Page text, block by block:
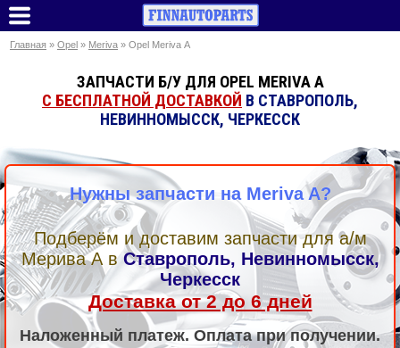
Главная » Opel » Meriva » Opel Meriva A
ЗАПЧАСТИ Б/У ДЛЯ OPEL MERIVA A
С БЕСПЛАТНОЙ ДОСТАВКОЙ В СТАВРОПОЛЬ,
НЕВИННОМЫССК, ЧЕРКЕССК
Нужны запчасти на Meriva A?
Подберём и доставим запчасти для а/м
Мерива А вСтаврополь, Невинномысск,
Черкесск
Доставка от 2 до 6 дней
Наложенный платеж. Оплата при получении.